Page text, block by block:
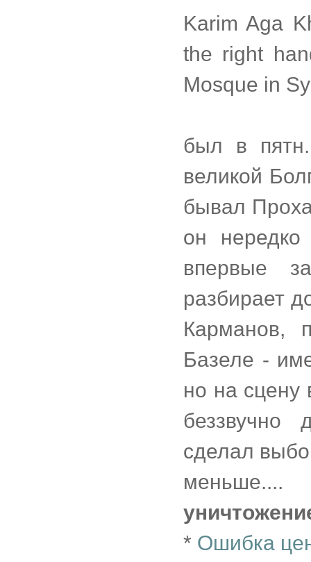
Karim Aga
the right
Mosque in
был в
великой
бывал
он
впервые
разбирает
Карманов,
Базеле -
но на сцену
беззвучно
сделал
меньше....
* Ошибка